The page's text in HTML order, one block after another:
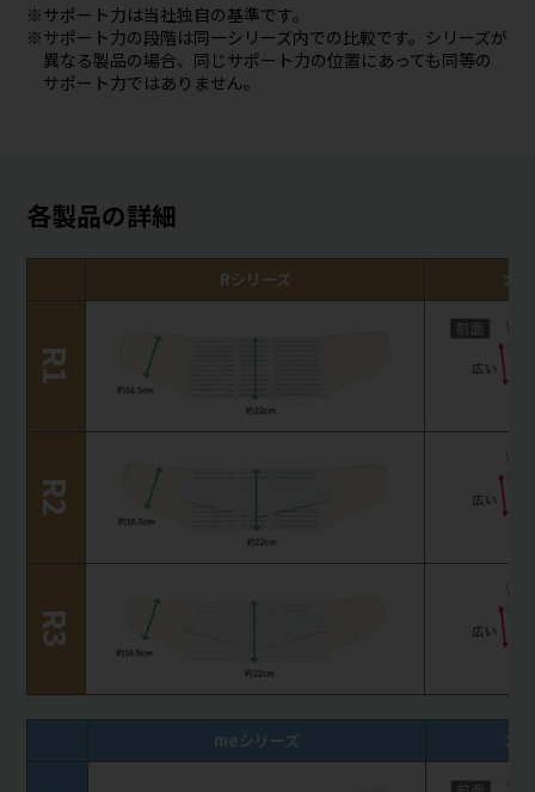
※サポート力は当社独自の基準です。
※サポート力の段階は同一シリーズ内での比較です。シリーズが
異なる製品の場合、同じサポート力の位置にあっても同等の
サポート力ではありません。
各製品の詳細
Rシリーズ カ
R1
R2
R3
meシリーズ カ